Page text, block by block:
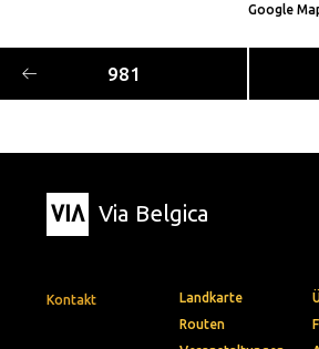
Google
981
Via Belgica
Kontakt
Landkarte
Routen